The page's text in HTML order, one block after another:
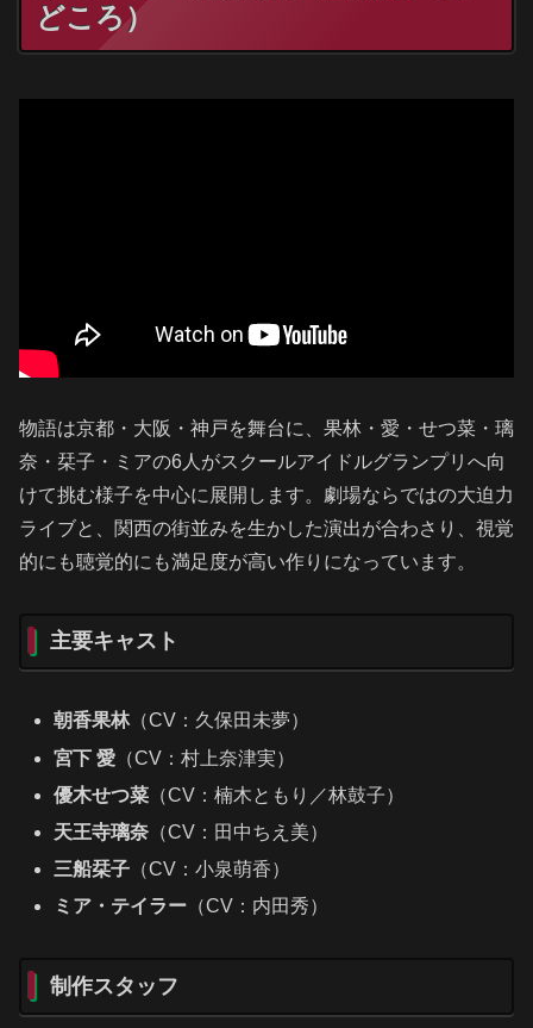
どころ）
物語は京都・大阪・神戸を舞台に、果林・愛・せつ菜・璃
奈・栞子・ミアの6人がスクールアイドルグランプリへ向
けて挑む様子を中心に展開します。劇場ならではの大迫力
ライブと、関西の街並みを生かした演出が合わさり、視覚
的にも聴覚的にも満足度が高い作りになっています。
主要キャスト
朝香果林（CV：久保田未夢）
宮下 愛 （CV：村上奈津実）
優木せつ菜 （CV：楠木ともり／林鼓子）
天王寺璃奈 （CV：田中ちえ美）
三船栞子 （CV：小泉萌香）
ミア・テイラー （CV：内田秀）
制作スタッフ